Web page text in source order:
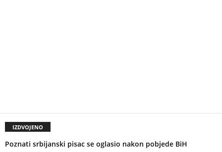
IZDVOJENO
Poznati srbijanski pisac se oglasio nakon pobjede BiH